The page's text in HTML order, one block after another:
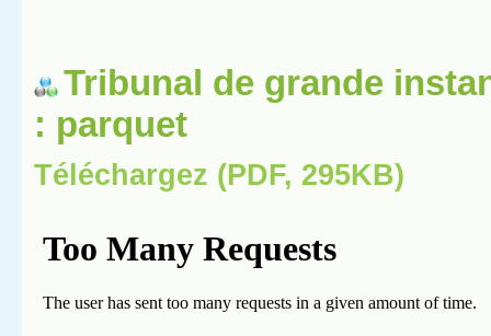
Tribunal de grande
: parquet
Téléchargez (PDF, 295KB)